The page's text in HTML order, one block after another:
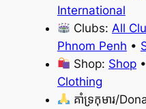
International
Clubs: All
Phnom Penh •
Shop: Shop•
Clothing
គាំទ្រកុមារ/